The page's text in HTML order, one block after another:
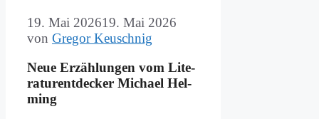
19. Mai 202619. Mai 2026
von Gregor Keuschnig
Neue Er­zäh­lun­gen vom Li­te­
ra­tur­ent­decker Mi­cha­el Hel­
ming